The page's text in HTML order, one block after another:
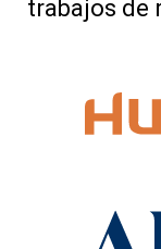
trabajos de